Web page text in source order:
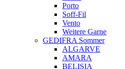
Porto
Soff-Fil
Vento
Weitere Garne
GEDIFRA Sommer
ALGARVE
AMARA
BELISIA